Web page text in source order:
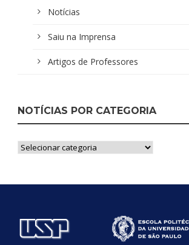
Notícias
Saiu na Imprensa
Artigos de Professores
NOTÍCIAS POR CATEGORIA
Notícias